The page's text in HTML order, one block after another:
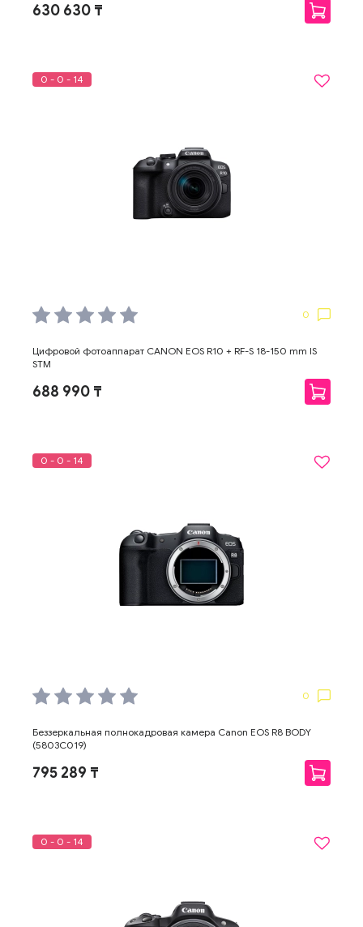
630 630 ₸
0 - 0 - 14
0
Цифровой фотоаппарат CANON EOS R10 + RF-S 18-150 mm IS
STM
688 990 ₸
0 - 0 - 14
0
Беззеркальная полнокадровая камера Canon EOS R8 BODY
(5803C019)
795 289 ₸
0 - 0 - 14